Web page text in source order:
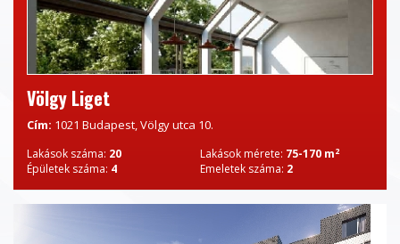
Völgy Liget
Cím: 1021 Budapest, Völgy utca 10.
Lakások száma: 20 Lakások mérete: 75-170 m2
Épületek száma: 4 Emeletek száma: 2